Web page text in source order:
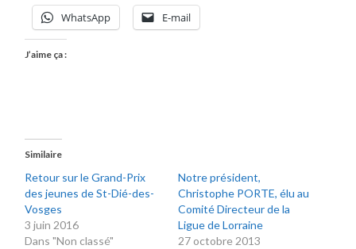
WhatsApp E-mail
J’aime ça :
Similaire
Retour sur le Grand-Prix
des jeunes de St-Dié-des-
Vosges
3 juin 2016
Dans "Non classé"
Notre président,
Christophe PORTE, élu au
Comité Directeur de la
Ligue de Lorraine
27 octobre 2013